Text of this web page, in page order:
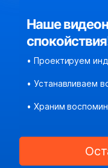
Наше
• Проектируем
• Устанавливаем
• Храним